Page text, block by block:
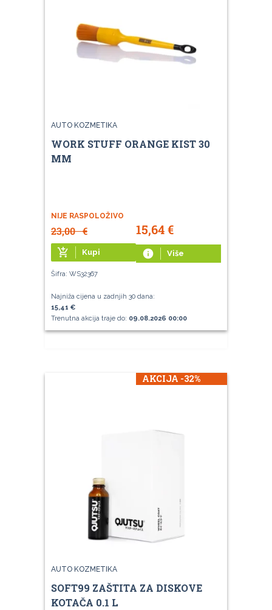
AUTO KOZMETIKA
WORK STUFF ORANGE KIST 30
MM
NIJE RASPOLOŽIVO
23,00€ 15,64€
add_shopping_cart Kupi info Više
Šifra: WS32367
Najniža cijena u zadnjih 30 dana:
15,41 €
Trenutna akcija traje do: 09.08.2026 00:00
AKCIJA -32%
AUTO KOZMETIKA
SOFT99 ZAŠTITA ZA DISKOVE
KOTAČA 0.1 L